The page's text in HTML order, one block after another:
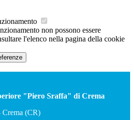
non possono essere
l'elenco nella pagina della cookie
"Piero Sraffa" di Crema
Crema (CR)